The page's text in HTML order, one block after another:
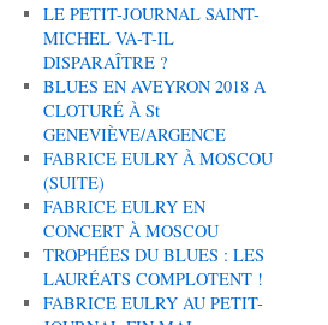
LE PETIT-JOURNAL SAINT-
MICHEL VA-T-IL
DISPARAÎTRE ?
BLUES EN AVEYRON 2018 A
CLOTURÉ À St
GENEVIÈVE/ARGENCE
FABRICE EULRY À MOSCOU
(SUITE)
FABRICE EULRY EN
CONCERT À MOSCOU
TROPHÉES DU BLUES : LES
LAURÉATS COMPLOTENT !
FABRICE EULRY AU PETIT-